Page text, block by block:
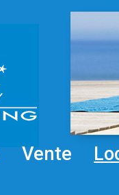
Vente